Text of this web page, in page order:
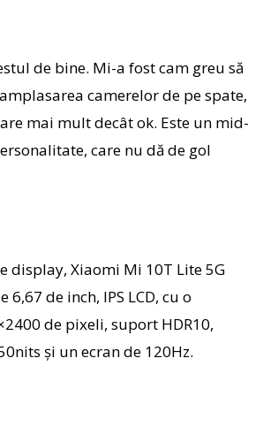
de bine. Mi-a fost cam greu să
camerelor de pe spate,
mai mult decât ok. Este un mid-
care nu dă de gol
display, Xiaomi Mi 10T Lite 5G
6,67 de inch, IPS LCD, cu o
de pixeli, suport HDR10,
și un ecran de 120Hz.